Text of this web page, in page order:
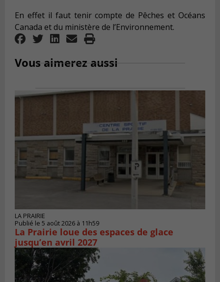
En effet il faut tenir compte de Pêches et Océans
Canada et du ministère de l’Environnement.
Vous aimerez aussi
LA PRAIRIE
Publié le 5 août 2026 à 11h59
La Prairie loue des espaces de glace
jusqu’en avril 2027